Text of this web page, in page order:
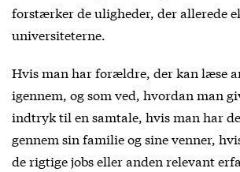
forstærker de uligheder, der allerede
universiteterne.
Hvis man har forældre, der kan læse
igennem, og som ved, hvordan man
indtryk til en samtale, hvis man har
gennem sin familie og sine venner,
de rigtige jobs eller anden relevant